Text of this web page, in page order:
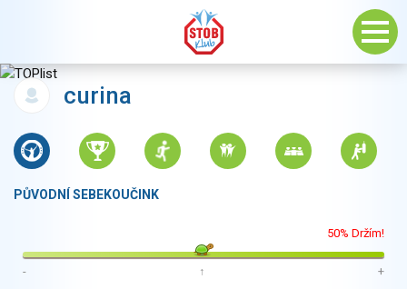
curina
PŮVODNÍ SEBEKOUČINK
50% Držím!
- ↑ +